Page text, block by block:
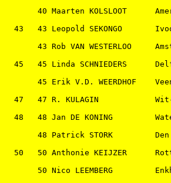
40 Maarten KOLSLOOT
43   43 Leopold SEKONGO
43 Rob VAN WESTERLOO
45   45 Linda SCHNIEDERS
45 Erik V.D. WEERDHOF
47   47 R. KULAGIN
48   48 Jan DE KONING
48 Patrick STORK
50   50 Anthonie KEIJZER
50 Nico LEEMBERG